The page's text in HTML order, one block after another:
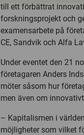
till ett förbättrat
forskningsprojekt och
examensarbete på
CE, Sandvik och Alfa
Under eventet den 21
företagaren Anders
möter såsom hur
men även om
– Kapitalismen i
möjligheter som vilket